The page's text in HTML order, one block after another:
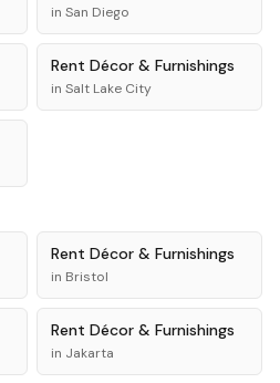
in San Diego
Rent Décor & Furnishings
in Salt Lake City
Rent Décor & Furnishings
in Bristol
Rent Décor & Furnishings
in Jakarta